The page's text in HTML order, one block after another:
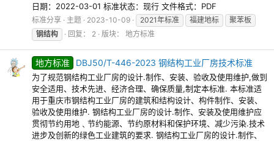
日期：2022-03-01 标准状态：现行 文件格式：PDF
标准分享 主题 2023-10-09 2021年标准 福建地标
聚苯板
钢结构
回复： 2 版块： 地方标准
地方标准 DBJ50/T-446-2023 钢结构工业厂房技术标准
为了规范钢结构工业厂房的设计.制作、安装、验收及使用维护,做到
安全适用、技术先进、经济合理、确保质量,制定本标准. 本标准适
用于重庆市钢结构工业厂房的建筑和结构设计、构件制作、安装、
验收及使用维护. 钢结构工业厂房的设计.制作、安装及使用维护应
贯彻节约用地﹑节约能源、节约原材料和保护环境、减少污染.技术
进步及创新的绿色工业建筑的要求. 钢结构工业厂房的设计.制作、